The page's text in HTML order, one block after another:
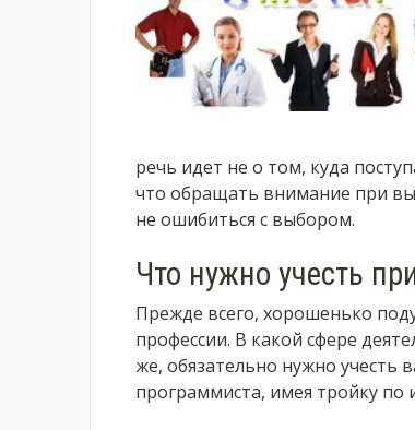
речь идет не о том, куда
что обращать внимание при
не ошибиться с выбором.
Что нужно учесть
Прежде всего, хорошенько
профессии. В какой сфере
же, обязательно нужно учесть
программиста, имея тройку по